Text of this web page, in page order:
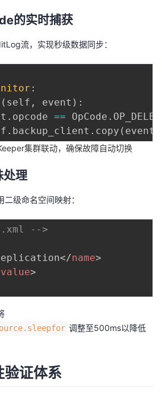
的实时捕获
流，实现秒级数据同步：
:
( self , event ) :
. opcode == OpCode .
. backup_client . copy ( event
集群联动，确保故障自动切换
处理
级命名空间映射：
-->
</name>
value>
调整至500ms以降低
验证体系